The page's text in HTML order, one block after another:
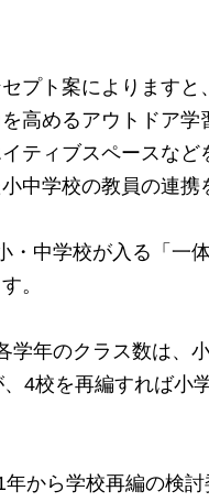
プト案によりますと
高めるアウトドア
イティブスペースな
中学校の教員の連携
中学校が入る「一
。
年のクラス数は、
4校を再編すれば小
から学校再編の検討